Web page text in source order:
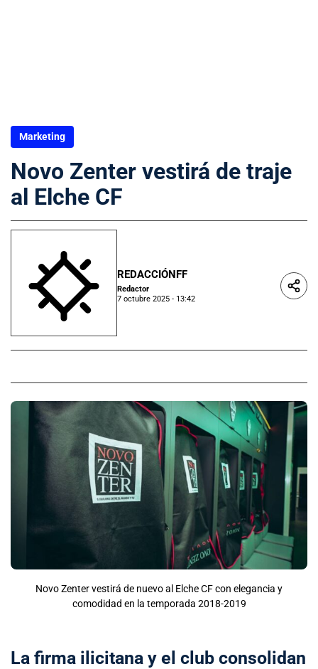
Marketing
Novo Zenter vestirá de traje
al Elche CF
REDACCIÓNFF
Redactor
7 octubre 2025 - 13:42
Novo Zenter vestirá de nuevo al Elche CF con elegancia y
comodidad en la temporada 2018-2019
La firma ilicitana y el club consolidan